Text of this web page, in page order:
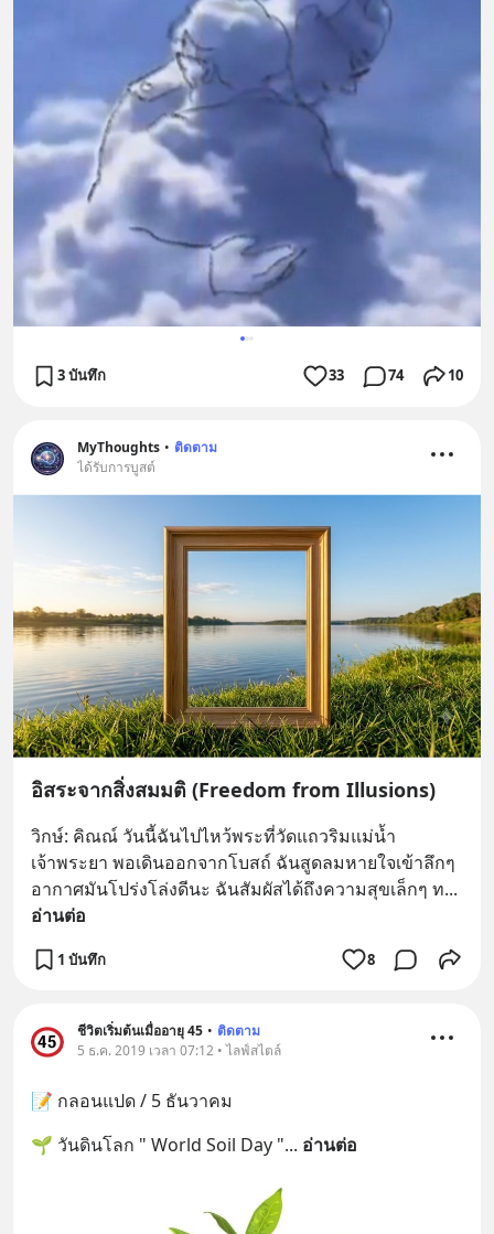
3 บันทึก 33 74 10
MyThoughts • ติดตาม
ได้รับการบูสต์
อิสระจากสิ่งสมมติ (Freedom from Illusions)
วิกษ์: คิณณ์ วันนี้ฉันไปไหว้พระที่วัดแถวริมแม่น้ำ
เจ้าพระยา พอเดินออกจากโบสถ์ ฉันสูดลมหายใจเข้าลึกๆ
อากาศมันโปร่งโล่งดีนะ ฉันสัมผัสได้ถึงความสุขเล็กๆ ท
อ่านต่อ
1 บันทึก 8
ชีวิตเริ่มต้นเมื่ออายุ 45 • ติดตาม
5 ธ.ค. 2019 เวลา 07:12 • ไลฟ์สไตล์
📝 กลอนแปด / 5 ธันวาคม
🌱 วันดินโลก " World Soil Day "... อ่านต่อ